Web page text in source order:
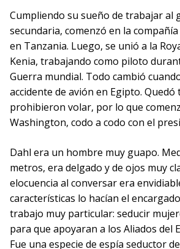
Cumpliendo su sueño de trabajar al
secundaria, comenzó en la
en Tanzania. Luego, se unió a la
Kenia, trabajando como piloto
Guerra mundial. Todo cambió
accidente de avión en Egipto.
prohibieron volar, por lo que
Washington, codo a codo con el
Dahl era un hombre muy guapo.
metros, era delgado y de ojos muy
elocuencia al conversar era
características lo hacían el
trabajo muy particular: seducir
para que apoyaran a los Aliados del
Fue una especie de espía seductor